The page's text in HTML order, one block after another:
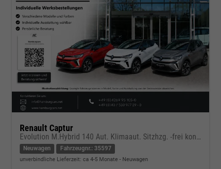
Renault Captur
Evolution M.Hybrid 140 Aut. Klimaaut. Sitzhzg. -frei konfigurierbar !
Neuwagen Fahrzeugnr.: 35597
unverbindliche Lieferzeit: ca 4-5 Monate Neuwagen